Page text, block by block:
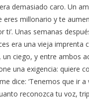
demasiado caro. Un
eres millonario y te
ti’. Unas semanas
era una vieja imprenta
ciego, y entre ambos
una exigencia: quiere
dice: ‘Tenemos que ir
reconozca tu voz,